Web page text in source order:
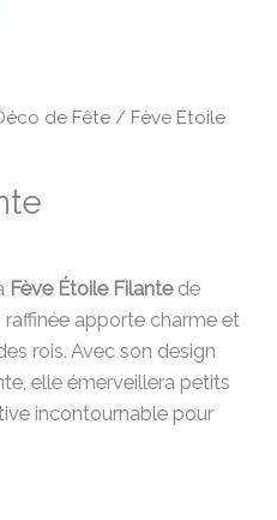
de Fête / Fève Etoile
Fève Étoile Filantede
apporte charme et
rois. Avec son design
elle émerveillera petits
incontournable pour